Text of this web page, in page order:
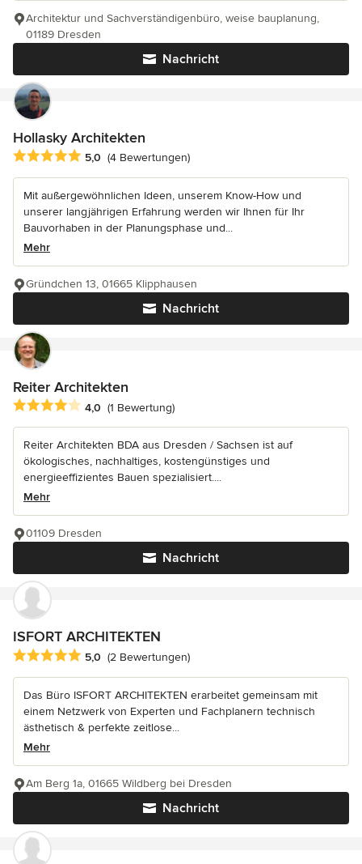
Nachricht
Architektur und Sachverständigenbüro, weise bauplanung,
01189 Dresden
Hollasky Architekten
Durchschnittliche Bewertung: 5 von 5 Sternen
5,0 (4 Bewertungen)
Mit außergewöhnlichen Ideen, unserem Know-How und
unserer langjährigen Erfahrung werden wir Ihnen für Ihr
Bauvorhaben in der Planungsphase und...
Mehr
Nachricht
Gründchen 13, 01665 Klipphausen
Reiter Architekten
Durchschnittliche Bewertung: 4 von 5 Sternen
4,0 (1 Bewertung)
Reiter Architekten BDA aus Dresden / Sachsen ist auf
ökologisches, nachhaltiges, kostengünstiges und
energieeffizientes Bauen spezialisiert....
Mehr
Nachricht
01109 Dresden
ISFORT ARCHITEKTEN
Durchschnittliche Bewertung: 5 von 5 Sternen
5,0 (2 Bewertungen)
Das Büro ISFORT ARCHITEKTEN erarbeitet gemeinsam mit
einem Netzwerk von Experten und Fachplanern technisch
ästhetisch & perfekte zeitlose...
Mehr
Nachricht
Am Berg 1a, 01665 Wildberg bei Dresden